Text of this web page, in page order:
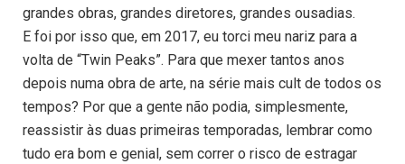
grandes obras, grandes diretores, grandes ousadias.
E foi por isso que, em 2017, eu torci meu nariz para a
volta de “Twin Peaks”. Para que mexer tantos anos
depois numa obra de arte, na série mais cult de todos os
tempos? Por que a gente não podia, simplesmente,
reassistir às duas primeiras temporadas, lembrar como
tudo era bom e genial, sem correr o risco de estragar